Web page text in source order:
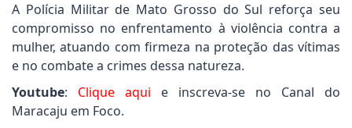
A Polícia Militar de Mato Grosso do Sul reforça seu
compromisso no enfrentamento à violência contra a
mulher, atuando com firmeza na proteção das vítimas
e no combate a crimes dessa natureza.
Youtube: Clique aqui e inscreva-se no Canal do
Maracaju em Foco.